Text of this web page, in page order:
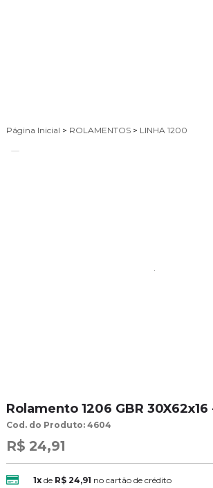
Página Inicial > ROLAMENTOS > LINHA 1200
Rolamento 1206 GBR 30X62x16
Cod. do Produto: 4604
R$ 24,91
1xde R$ 24,91 no cartão de crédito